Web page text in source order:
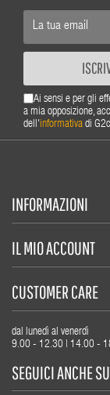
Ai sensi e per gli
a mia opposizione,
dell'informativa di
INFORMAZIONI
IL MIO ACCOUNT
CUSTOMER CARE
dal lunedì al venerdì
9.00 - 12.30 | 14.00 -
SEGUICI ANCHE SU